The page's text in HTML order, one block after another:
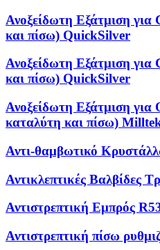
Ανοξείδωτη Εξάτμιση
και πίσω) QuickSilver
Ανοξείδωτη Εξάτμιση
και πίσω) QuickSilver
Ανοξείδωτη Εξάτμιση
καταλύτη και πίσω)
Αντι-θαμβωτικό
Αντικλεπτικές Βαλβίδες
Αντιστρεπτική Εμπρός
Αντιστρεπτική πίσω